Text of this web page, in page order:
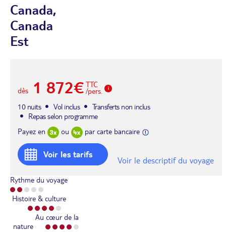
Canada,
Canada
Est
dès 1 872€ TTC
/pers.
10 nuits
Vol inclus
Transferts non inclus
Repas selon programme
Payez en
ou par carte bancaire
Voir les tarifs
Voir le descriptif du voyage
Rythme du voyage
Histoire & culture
Au cœur de la
nature